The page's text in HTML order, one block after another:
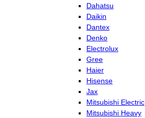
Dahatsu
Daikin
Dantex
Denko
Electrolux
Gree
Haier
Hisense
Jax
Mitsubishi Electric
Mitsubishi Heavy